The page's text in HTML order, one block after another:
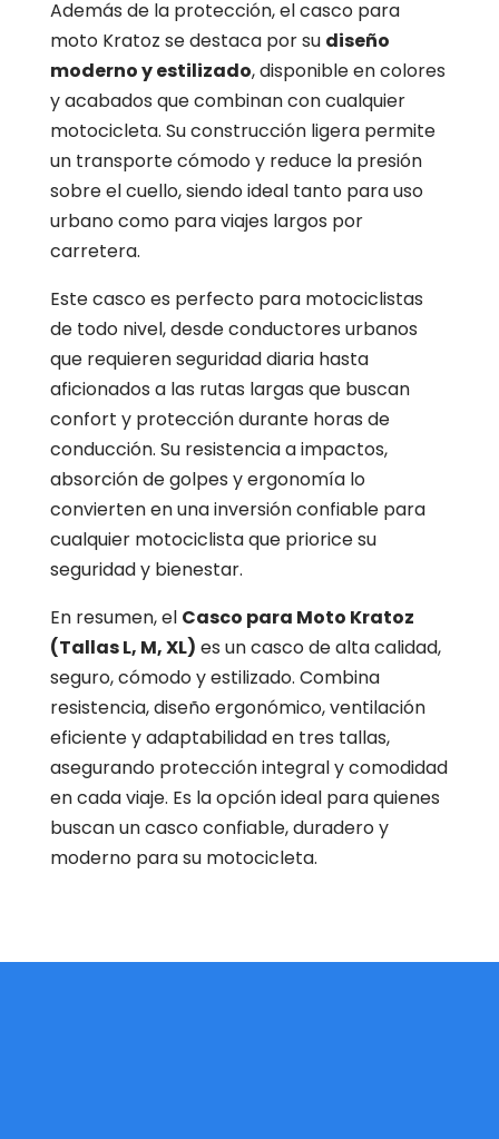
Además de la protección, el casco para
moto Kratoz se destaca por su diseño
moderno y estilizado, disponible en colores
y acabados que combinan con cualquier
motocicleta. Su construcción ligera permite
un transporte cómodo y reduce la presión
sobre el cuello, siendo ideal tanto para uso
urbano como para viajes largos por
carretera.
Este casco es perfecto para motociclistas
de todo nivel, desde conductores urbanos
que requieren seguridad diaria hasta
aficionados a las rutas largas que buscan
confort y protección durante horas de
conducción. Su resistencia a impactos,
absorción de golpes y ergonomía lo
convierten en una inversión confiable para
cualquier motociclista que priorice su
seguridad y bienestar.
En resumen, el Casco para Moto Kratoz
(Tallas L, M, XL) es un casco de alta calidad,
seguro, cómodo y estilizado. Combina
resistencia, diseño ergonómico, ventilación
eficiente y adaptabilidad en tres tallas,
asegurando protección integral y comodidad
en cada viaje. Es la opción ideal para quienes
buscan un casco confiable, duradero y
moderno para su motocicleta.